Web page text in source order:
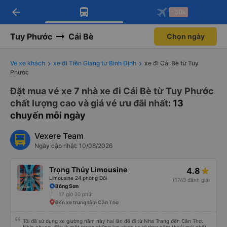
Tải app Vexere ngay!
Nhận ưu đãi thành viên độc
Mở app
Tải app Vexere
-30k/ghế khi đặt vé máy bay qua
Mở app
arrow_back -30k
Tuy Phước Cái Bè Chọn ngày
Vé xe khách xe đi Tiền Giang từ Bình Định
xe đi Cái Bè từ Tuy
Phước
Đặt mua vé xe 7 nhà xe đi Cái Bè từ Tuy Phước
chất lượng cao và giá vé ưu đãi nhất: 13
chuyến mỗi ngày
Vexere Team
Ngày cập nhật: 10/08/2026
Trọng Thủy Limousine
Limousine 24 phòng Đôi
4.8
(1743 đánh giá)
Bồng Sơn
17 giờ 20 phút
Bến xe trung tâm Cần Thơ
Tôi đã sử dụng xe giường nằm này hai lần để đi từ Nha Trang đến Cần Thơ.